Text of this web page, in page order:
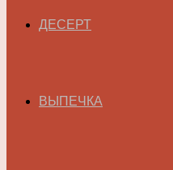
ДЕСЕРТ
ВЫПЕЧКА